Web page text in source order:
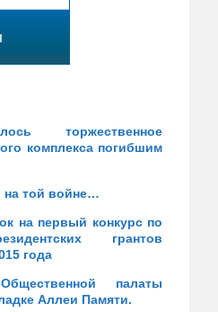
торжественное
комплекса погибшим
той войне…
на первый конкурс по
грантов
года
палаты
Аллеи Памяти.